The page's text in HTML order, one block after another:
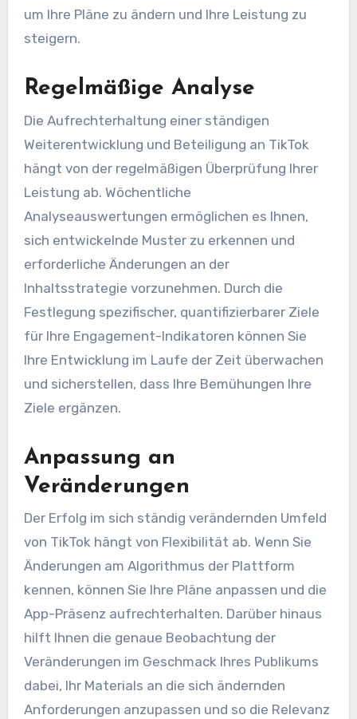
um Ihre Pläne zu ändern und Ihre Leistung zu
steigern.
Regelmäßige Analyse
Die Aufrechterhaltung einer ständigen
Weiterentwicklung und Beteiligung an TikTok
hängt von der regelmäßigen Überprüfung Ihrer
Leistung ab. Wöchentliche
Analyseauswertungen ermöglichen es Ihnen,
sich entwickelnde Muster zu erkennen und
erforderliche Änderungen an der
Inhaltsstrategie vorzunehmen. Durch die
Festlegung spezifischer, quantifizierbarer Ziele
für Ihre Engagement-Indikatoren können Sie
Ihre Entwicklung im Laufe der Zeit überwachen
und sicherstellen, dass Ihre Bemühungen Ihre
Ziele ergänzen.
Anpassung an
Veränderungen
Der Erfolg im sich ständig verändernden Umfeld
von TikTok hängt von Flexibilität ab. Wenn Sie
Änderungen am Algorithmus der Plattform
kennen, können Sie Ihre Pläne anpassen und die
App-Präsenz aufrechterhalten. Darüber hinaus
hilft Ihnen die genaue Beobachtung der
Veränderungen im Geschmack Ihres Publikums
dabei, Ihr Materials an die sich ändernden
Anforderungen anzupassen und so die Relevanz